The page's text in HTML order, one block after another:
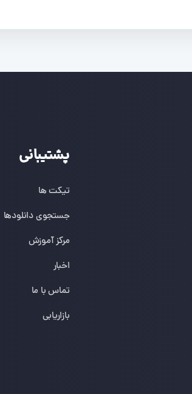
پشتیبانی
تیکت ها
جستجوی دانلودها
مرکز آموزش
اخبار
تماس با ما
بازاریابی